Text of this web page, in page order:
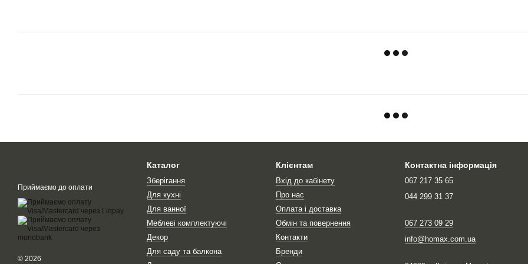
Приймаємо до оплати
© 2026
Каталог
Зберігання
Для кухні
Для ванної
Меблеві комплектуючі
Декор
Для саду та балкона
Клієнтам
Вхід до кабінету
Про нас
Оплата і доставка
Обмін та повернення
Контакти
Бренди
Контактна інформація
067 217 35 65
044 299 31 37
067 273 09 29
info@homax.com.ua